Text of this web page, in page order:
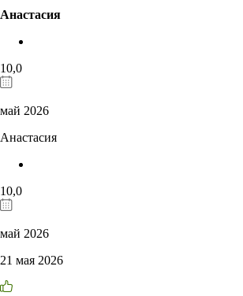
Анастасия
10,0
май 2026
Анастасия
10,0
май 2026
21 мая 2026